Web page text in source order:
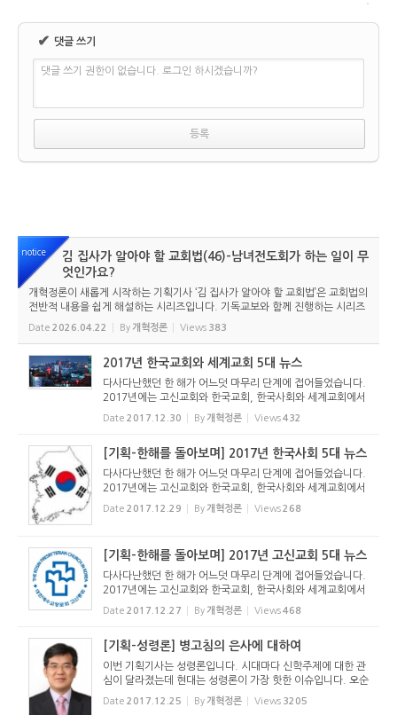
✔ 댓글 쓰기
댓글 쓰기 권한이 없습니다. 로그인 하시겠습니까?
notice
김 집사가 알아야 할 교회법(46)-남녀전도회가 하는 일이 무
엇인가요?
개혁정론이 새롭게 시작하는 기획기사 ‘김 집사가 알아야 할 교회법’은 교회법의
전반적 내용을 쉽게 해설하는 시리즈입니다. 기독교보와 함께 진행하는 시리즈
로서 여기에 싣는 것은 기독교보의 허락을 받았습니다. 글 내용은 기독교보에
Date 2026.04.22 By 개혁정론 Views 383
2017년 한국교회와 세계교회 5대 뉴스
다사다난했던 한 해가 어느덧 마무리 단계에 접어들었습니다.
2017년에는 고신교회와 한국교회, 한국사회와 세계교회에서
어떤 일들이 있었는지 돌아보고자 합니다. 지난 한 해를 돌아
보고 새로운 한 해를 잘 준비해야 하겠습니다. - 편집장 2017
Date 2017.12.30 By 개혁정론 Views432
[기획-한해를 돌아보며] 2017년 한국사회 5대 뉴스
다사다난했던 한 해가 어느덧 마무리 단계에 접어들었습니다.
2017년에는 고신교회와 한국교회, 한국사회와 세계교회에서
어떤 일들이 있었는지 돌아보고자 합니다. 지난 한 해를 돌아
보고 새로운 한 해를 잘 준비해야 하겠습니다. - 편집장 2017
Date 2017.12.29 By 개혁정론 Views268
[기획-한해를 돌아보며] 2017년 고신교회 5대 뉴스
다사다난했던 한 해가 어느덧 마무리 단계에 접어들었습니다.
2017년에는 고신교회와 한국교회, 한국사회와 세계교회에서
어떤 일들이 있었는지 돌아보고자 합니다. 지난 한 해를 돌아
보고 새로운 한 해를 잘 준비해야 하겠습니다. - 편집장 2017
Date 2017.12.27 By 개혁정론 Views468
[기획-성령론] 병고침의 은사에 대하여
이번 기획기사는 성령론입니다. 시대마다 신학주제에 대한 관
심이 달라졌는데 현대는 성령론이 가장 핫한 이슈입니다. 오순
절운동과 오순절파 교회의 거대한 성장이 성령론을 뜨거운 이
슈가 되게 만들었습니다. 한편, 불건전한 성령운동과 은사운
Date 2017.12.25 By 개혁정론 Views 3205